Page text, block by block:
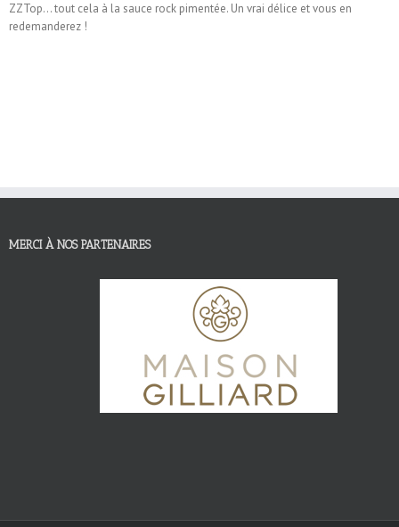
ZZTop… tout cela à la sauce rock pimentée. Un vrai délice et vous en
redemanderez !
MERCI À NOS PARTENAIRES